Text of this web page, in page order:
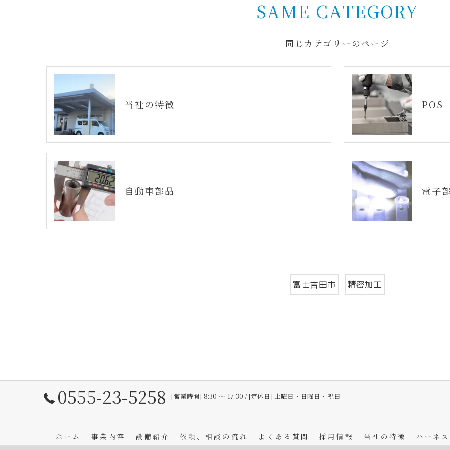
同じカテゴリーのページ
SAME CATEGORY
当社の特徴 POS
自動車部品 電子
富士吉田市 精密加工
0555-23-5258 [営業時間] 8:30 〜 17:30 / [定休日] 土曜日・日曜日・祝日
ホーム 事業内容 設備紹介 依頼、相談の流れ よくある質問 採用情報 当社の特徴
ハーネス